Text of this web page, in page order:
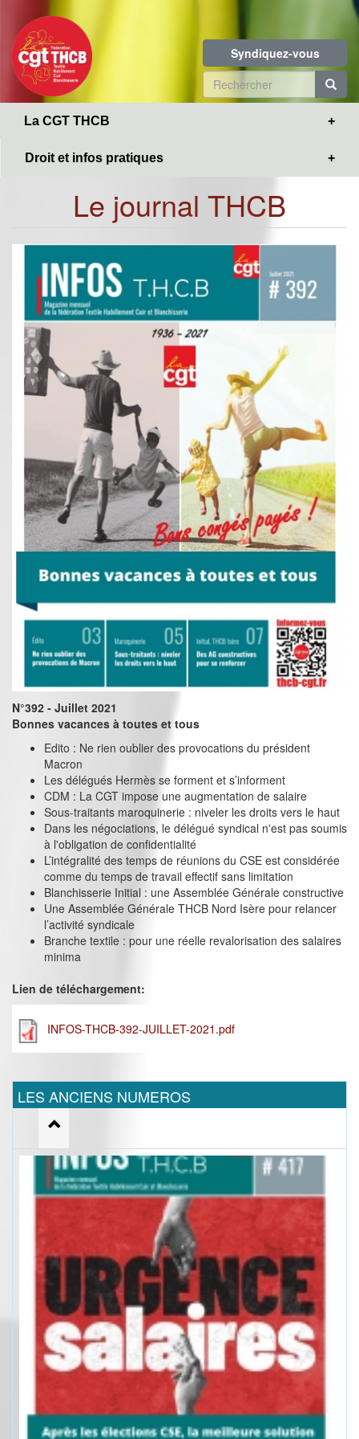
contenu
principal
Syndiquez-vous
Formulaire
de
La CGT THCB
Droit et infos pratiques
Le journal THCB
N°392 - Juillet 2021
Bonnes vacances à toutes et tous
Edito : Ne rien oublier des provocations du président
Macron
Les délégués Hermès se forment et s’informent
CDM : La CGT impose une augmentation de salaire
Sous-traitants maroquinerie : niveler les droits vers le haut
Dans les négociations, le délégué syndical n'est pas soumis
à l'obligation de confidentialité
L’intégralité des temps de réunions du CSE est considérée
comme du temps de travail effectif sans limitation
Blanchisserie Initial : une Assemblée Générale constructive
Une Assemblée Générale THCB Nord Isère pour relancer
l’activité syndicale
Branche textile : pour une réelle revalorisation des salaires
minima
Lien de téléchargement:
INFOS-THCB-392-JUILLET-2021.pdf
LES ANCIENS NUMEROS